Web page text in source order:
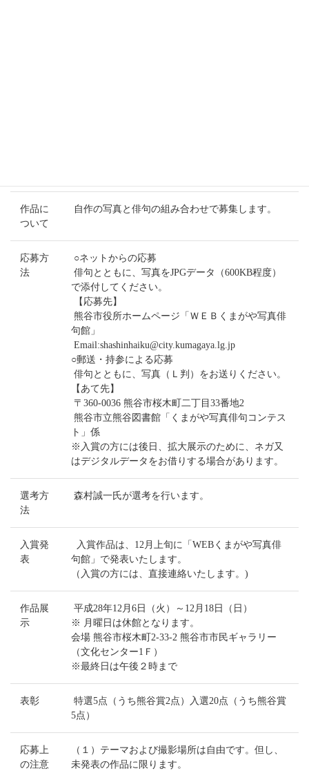
作品に
ついて
自作の写真と俳句の組み合わせで募集します。
応募方
法
○ネットからの応募
俳句とともに、写真をJPGデータ（600KB程度）
で添付してください。
【応募先】
熊谷市役所ホームページ「ＷＥＢくまがや写真俳
句館」
Email:shashinhaiku@city.kumagaya.lg.jp
○郵送・持参による応募
俳句とともに、写真（Ｌ判）をお送りください。
【あて先】
〒360-0036 熊谷市桜木町二丁目33番地2
熊谷市立熊谷図書館「くまがや写真俳句コンテス
ト」係
※入賞の方には後日、拡大展示のために、ネガ又
はデジタルデータをお借りする場合があります。
選考方
法
森村誠一氏が選考を行います。
入賞発
表
入賞作品は、12月上旬に「WEBくまがや写真俳
句館」で発表いたします。
（入賞の方には、直接連絡いたします。)
作品展
示
平成28年12月6日（火）～12月18日（日）
※ 月曜日は休館となります。
会場 熊谷市桜木町2-33-2 熊谷市市民ギャラリー
（文化センター1Ｆ）
※最終日は午後２時まで
表彰
特選5点（うち熊谷賞2点）入選20点（うち熊谷賞
5点）
応募上
の注意
（１）テーマおよび撮影場所は自由です。但し、
未発表の作品に限ります。